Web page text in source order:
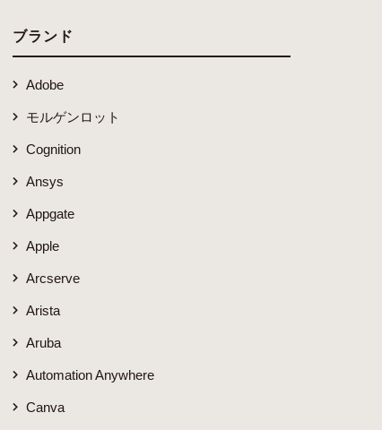
ブランド
Adobe
モルゲンロット
Cognition
Ansys
Appgate
Apple
Arcserve
Arista
Aruba
Automation Anywhere
Canva